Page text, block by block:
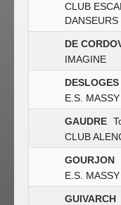
CLUB
DE
IMAGINE
DESLOGES
E.S. MASSY
GAUDRE
CLUB
GOURJON
E.S. MASSY
GUIVARCH